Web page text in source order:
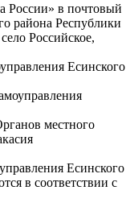
России» в почтовый
района Республики
Российское,
Есинского
местного
Есинского
в соответствии с